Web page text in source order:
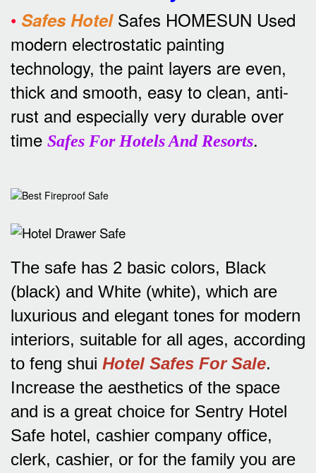
• Safes HotelSafes HOMESUN Used
modern electrostatic painting
technology, the paint layers are even,
thick and smooth, easy to clean, anti-
rust and especially very durable over
time Safes For Hotels And Resorts.
The safe has 2 basic colors, Black
(black) and White (white), which are
luxurious and elegant tones for modern
interiors, suitable for all ages, according
to feng shui Hotel Safes For Sale.
Increase the aesthetics of the space
and is a great choice for Sentry Hotel
Safe hotel, cashier company office,
clerk, cashier, or for the family you are